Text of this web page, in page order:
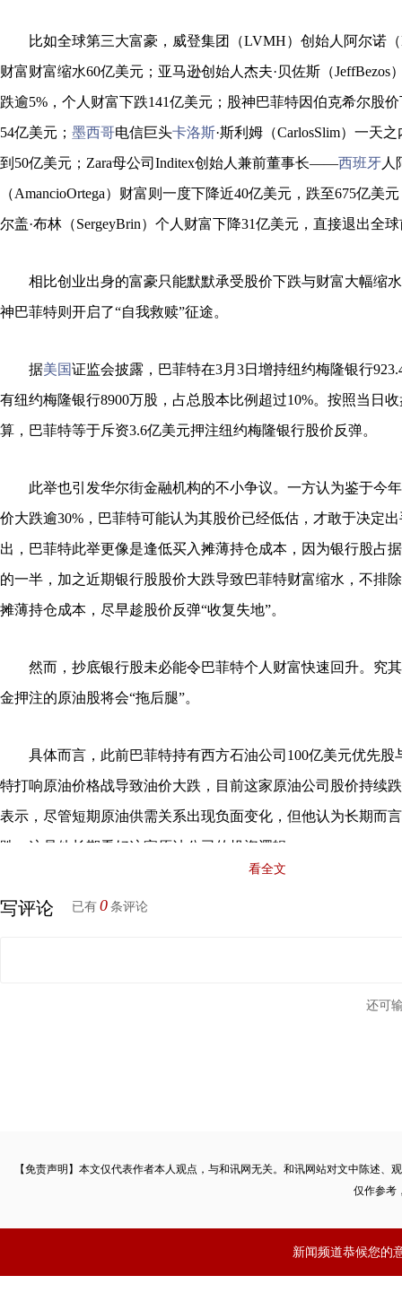
比如全球第三大富豪，威登集团（LVMH）创始人阿尔诺（
财富财富缩水60亿美元；亚马逊创始人杰夫·贝佐斯（JeffBezos
跌逾5%，个人财富下跌141亿美元；股神巴菲特因伯克希尔股
54亿美元； 墨西哥电信巨头卡洛斯·斯利姆（CarlosSlim）一天
到50亿美元；Zara母公司Inditex创始人兼前董事长——西班牙人
（AmancioOrtega）财富则一度下降近40亿美元，跌至675亿美
尔盖·布林（SergeyBrin）个人财富下降31亿美元，直接退出
相比创业出身的富豪只能默默承受股价下跌与财富大幅缩
神巴菲特则开启了“自我救赎”征途。
据美国证监会披露，巴菲特在3月3日增持纽约梅隆银行
有纽约梅隆银行8900万股，占总股本比例超过10%。按照当日
算，巴菲特等于斥资3.6亿美元押注纽约梅隆银行股价反弹。
此举也引发华尔街金融机构的不小争议。一方认为鉴于今
价大跌逾30%，巴菲特可能认为其股价已经低估，才敢于决定
出，巴菲特此举更像是逢低买入摊薄持仓成本，因为银行股占
的一半，加之近期银行股股价大跌导致巴菲特财富缩水，不排
摊薄持仓成本，尽早趁股价反弹“收复失地”。
然而，抄底银行股未必能令巴菲特个人财富快速回升。究
金押注的原油股将会“拖后腿”。
具体而言，此前巴菲特持有西方石油公司100亿美元优先股
特打响原油价格战导致油价大跌，目前这家原油公司股价持续
表示，尽管短期原油供需关系出现负面变化，但他认为长期而
跌，这是他长期看好这家原油公司的投资逻辑。
有投资机构对此指出，巴菲特目前优先考虑抄底银行股，
相比巴菲特积极调仓，微软创始人兼原世界首富比尔盖茨
3月14日，比尔盖茨退出了微软董事会，决定将余生投入到
看全文
写评论 已有 0 条评论
还可
【免责声明】本文仅代表作者本人观点，与和讯网无关。和讯网站对文中陈述
仅作参考
新闻频道恭候您的